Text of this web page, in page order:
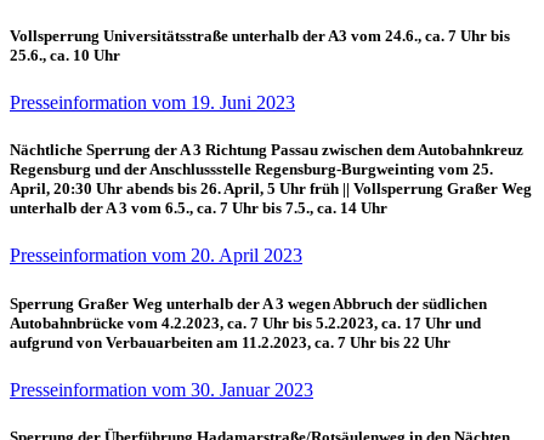
Vollsperrung Universitätsstraße unterhalb der A3 vom 24.6., ca. 7 Uhr bis
25.6., ca. 10 Uhr
Presseinformation vom 19. Juni 2023
Nächtliche Sperrung der A 3 Richtung Passau zwischen dem Autobahnkreuz
Regensburg und der Anschlussstelle Regensburg-Burgweinting vom 25.
April, 20:30 Uhr abends bis 26. April, 5 Uhr früh || Vollsperrung Graßer Weg
unterhalb der A 3 vom 6.5., ca. 7 Uhr bis 7.5., ca. 14 Uhr
Presseinformation vom 20. April 2023
Sperrung Graßer Weg unterhalb der A 3 wegen Abbruch der südlichen
Autobahnbrücke vom 4.2.2023, ca. 7 Uhr bis 5.2.2023, ca. 17 Uhr und
aufgrund von Verbauarbeiten am 11.2.2023, ca. 7 Uhr bis 22 Uhr
Presseinformation vom 30. Januar 2023